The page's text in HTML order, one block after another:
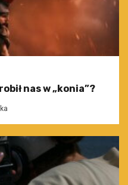
nas w „konia”?